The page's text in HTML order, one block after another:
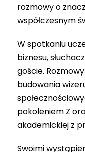
rozmowy o
współczesnym
W spotkaniu
biznesu,
goście.
budowania
pokoleniem Z
akademickiej z
Swoimi